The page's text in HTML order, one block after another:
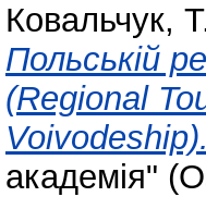
Ковальчук,
Польській
(Regional
Voivodeship).
академія"